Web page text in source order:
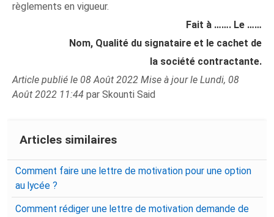
règlements en vigueur.
Fait à ……. Le ……
Nom, Qualité du signataire et le cachet de
la société contractante.
Article publié le 08 Août 2022 Mise à jour le Lundi, 08
Août 2022 11:44par Skounti Said
Articles similaires
Comment faire une lettre de motivation pour une option
au lycée ?
Comment rédiger une lettre de motivation demande de